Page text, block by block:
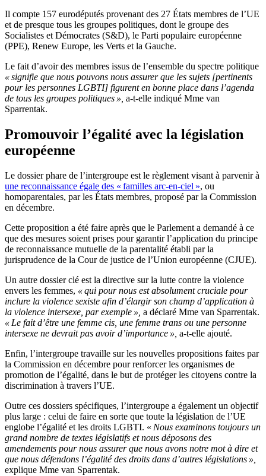
Il compte 157 eurodéputés provenant des 27 États membres de l’UE
et de presque tous les groupes politiques, dont le groupe des
Socialistes et Démocrates (S&D), le Parti populaire européenne
(PPE), Renew Europe, les Verts et la Gauche.
Le fait d’avoir des membres issus de l’ensemble du spectre politique
« signifie que nous pouvons nous assurer que les sujets [pertinents
pour les personnes LGBTI] figurent en bonne place dans l’agenda
de tous les groupes politiques », a-t-elle indiqué Mme van
Sparrentak.
Promouvoir l’égalité avec la législation
européenne
Le dossier phare de l’intergroupe est le règlement visant à parvenir à
une reconnaissance égale des « familles arc-en-ciel », ou
homoparentales, par les États membres, proposé par la Commission
en décembre.
Cette proposition a été faire après que le Parlement a demandé à ce
que des mesures soient prises pour garantir l’application du principe
de reconnaissance mutuelle de la parentalité établi par la
jurisprudence de la Cour de justice de l’Union européenne (CJUE).
Un autre dossier clé est la directive sur la lutte contre la violence
envers les femmes, « qui pour nous est absolument cruciale pour
inclure la violence sexiste afin d’élargir son champ d’application à
la violence intersexe, par exemple », a déclaré Mme van Sparrentak.
« Le fait d’être une femme cis, une femme trans ou une personne
intersexe ne devrait pas avoir d’importance », a-t-elle ajouté.
Enfin, l’intergroupe travaille sur les nouvelles propositions faites par
la Commission en décembre pour renforcer les organismes de
promotion de l’égalité, dans le but de protéger les citoyens contre la
discrimination à travers l’UE.
Outre ces dossiers spécifiques, l’intergroupe a également un objectif
plus large : celui de faire en sorte que toute la législation de l’UE
englobe l’égalité et les droits LGBTI. « Nous examinons toujours un
grand nombre de textes législatifs et nous déposons des
amendements pour nous assurer que nous avons notre mot à dire et
que nous défendons l’égalité des droits dans d’autres législations »,
explique Mme van Sparrentak.